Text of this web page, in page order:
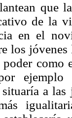
que
de la
en el
los
como
ejemplo
a